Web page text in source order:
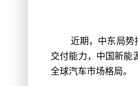
近期，中东局势
交付能力，中国新能
全球汽车市场格局。